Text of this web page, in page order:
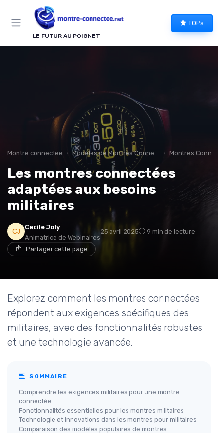
LE FUTUR AU POIGNET
TOPs
Montre connectee Modèles de Montres Connectées Montres
Les montres connectées
adaptées aux besoins
militaires
Cécile Joly
Animatrice de Webinaires
25 avril 2025 9 min de lecture
Partager cette page
Explorez comment les montres connectées
répondent aux exigences spécifiques des
militaires, avec des fonctionnalités robustes
et une technologie avancée.
SOMMAIRE
Comprendre les exigences militaires pour une montre
connectée
Fonctionnalités essentielles pour les montres militaires
Technologie et innovations dans les montres pour militaires
Comparaison des modèles populaires de montres
Panneau de gestion des cookies